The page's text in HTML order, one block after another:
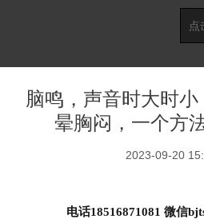
脑鸣，声音时大时
晕胸闷，一个方
2023-09-20
电话18516871081 微信